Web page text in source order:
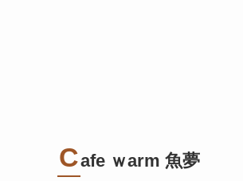
Cafe ｗarm 魚夢